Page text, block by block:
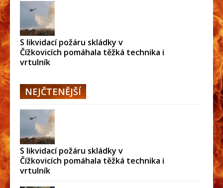
S likvidací požáru skládky v
Čížkovicích pomáhala těžká technika i
vrtulník
NEJČTENĚJŠÍ
S likvidací požáru skládky v
Čížkovicích pomáhala těžká technika i
vrtulník